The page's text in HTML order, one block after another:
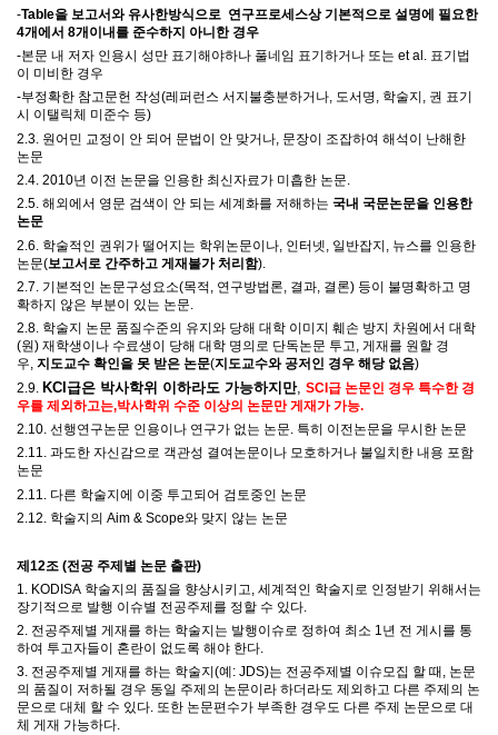
-Table을 보고서와 유사한방식으로 연구프로세스상 기본적으로 설명에 필요한
4개에서 8개이내를 준수하지 아니한 경우
-본문 내 저자 인용시 성만 표기해야하나 풀네임 표기하거나 또는 et al. 표기법
이 미비한 경우
-부정확한 참고문헌 작성(레퍼런스 서지불충분하거나, 도서명, 학술지 , 권 표기
시 이탤릭체 미준수 등)
2.3. 원어민 교정이 안 되어 문법이 안 맞거나 문장이 조잡하여 해석이 난해한
논문
2.4. 2010년 이전 논문을 인용한 최신자료가 미흡한 논문.
2.5. 해외에서 영문 검색이 안 되는 세계화를 저해하는 국내 국문논문을 인용한
논문
2.6. 학술적인 권위가 떨어지는 학위논문이나 인터넷 일반잡지 뉴스를 인용한
논문(보고서로 간주하고 게재불가 처리함).
2.7. 기본적인 논문구성요소(목적, 연구방법론, 결과, 결론) 등이 불명확하고 명
확하지 않은 부분이 있는 논문.
2.8. 학술지 논문 품질수준의 유지와 당해 대학 이미지 훼손 방지 차원에서 대학
(원) 재학생이나 수료생이 당해 대학 명의로 단독논문 투고, 게재를 원할 경
우, 지도교수 확인을 못 받은 논문(지도교수와 공저인 경우 해당 없음)
2.9. KCI급은 박사학위 이하라도 가능하지만, SCI급 논문인 경우 특수한 경
우를 제외하고는,박사학위 수준 이상의 논문만 게재가 가능.
2.10. 선행연구논문 인용이나 연구가 없는 논문. 특히 이전논문을 무시한 논문
2.11. 과도한 자신감으로 객관성 결여논문이나 모호하거나 불일치한 내용 포함
논문
2.11. 다른 학술지에 이중 투고되어 검토중인 논문
2.12. 학술지의 Aim & Scope와 맞지 않는 논문
제12조 (전공 주제별 논문 출판)
1. KODISA 학술지의 품질을 향상시키고, 세계적인 학술지로 인정받기 위해서는
장기적으로 발행 이슈별 전공주제를 정할 수 있다.
2. 전공주제별 게재를 하는 학술지는 발행이슈로 정하여 최소 1년 전 게시를 통
하여 투고자들이 혼란이 없도록 해야 한다.
3. 전공주제별 게재를 하는 학술지 (예 : JDS)는 전공주제별 이슈모집 할 때 , 논문
의 품질이 저하될 경우 동일 주제의 논문이라 하더라도 제외하고 다른 주제의 논
문으로 대체 할 수 있다. 또한 논문편수가 부족한 경우도 다른 주제 논문으로 대
체 게재 가능하다.